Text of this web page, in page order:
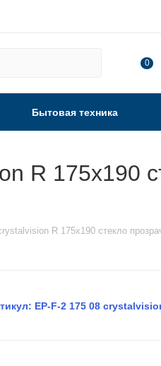
0
Бытовая техника
R 175х190
R 175х190 стекло
EP-F-2 175 08